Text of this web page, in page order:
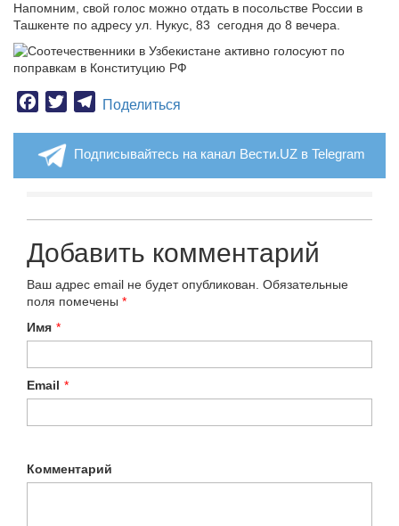
Напомним, свой голос можно отдать в посольстве России в
Ташкенте по адресу ул. Нукус, 83 сегодня до 8 вечера.
Facebook
TwitterTelegram
Поделиться
Подписывайтесь на канал Вести.UZ в Telegram
Добавить комментарий
Ваш адрес email не будет опубликован. Обязательные
поля помечены *
Имя *
Email *
Комментарий